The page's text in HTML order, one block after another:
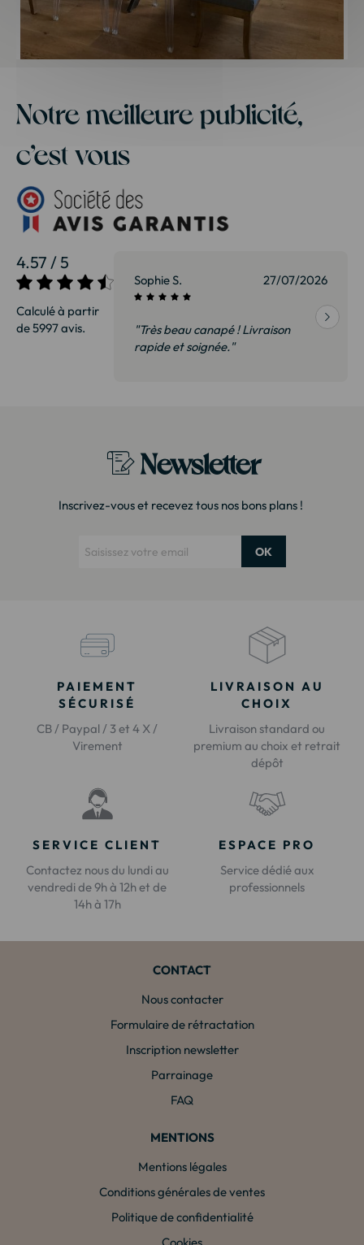
Notre meilleure publicité,
c’est vous
4.57 / 5
Calculé à partir
de 5997 avis.
27/07/2026 Sophie S. 27/07/2026
"Très beau canapé ! Livraison
rapide et soignée."
Newsletter
Inscrivez-vous et recevez tous nos bons plans !
OK
PAIEMENT
SÉCURISÉ
CB / Paypal / 3 et 4 X /
Virement
LIVRAISON AU
CHOIX
Livraison standard ou
premium au choix et retrait
dépôt
SERVICE CLIENT
Contactez nous du lundi au
vendredi de 9h à 12h et de
14h à 17h
ESPACE PRO
Service dédié aux
professionnels
CONTACT
Nous contacter
Formulaire de rétractation
Inscription newsletter
Parrainage
FAQ
MENTIONS
Mentions légales
Conditions générales de ventes
Politique de confidentialité